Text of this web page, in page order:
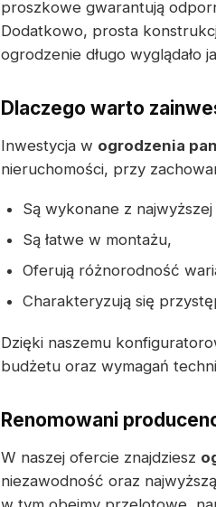
proszkowe gwarantują
Dodatkowo, prosta
ogrodzenie długo wyglądało
Dlaczego warto
Inwestycja w ogrodzenia
nieruchomości, przy
Są wykonane z najwyższej
Są łatwe w montażu,
Oferują różnorodność
Charakteryzują się
Dzięki naszemu
budżetu oraz wymagań
Renomowani
W naszej ofercie znajdziesz
niezawodność oraz